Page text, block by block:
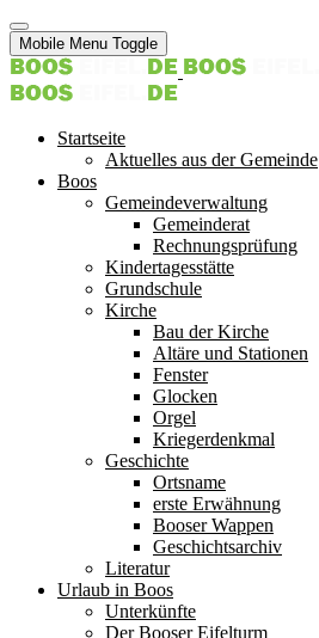
Mobile Menu Toggle
Startseite
Aktuelles aus der Gemeinde
Boos
Gemeindeverwaltung
Gemeinderat
Rechnungsprüfung
Kindertagesstätte
Grundschule
Kirche
Bau der Kirche
Altäre und Stationen
Fenster
Glocken
Orgel
Kriegerdenkmal
Geschichte
Ortsname
erste Erwähnung
Booser Wappen
Geschichtsarchiv
Literatur
Urlaub in Boos
Unterkünfte
Der Booser Eifelturm